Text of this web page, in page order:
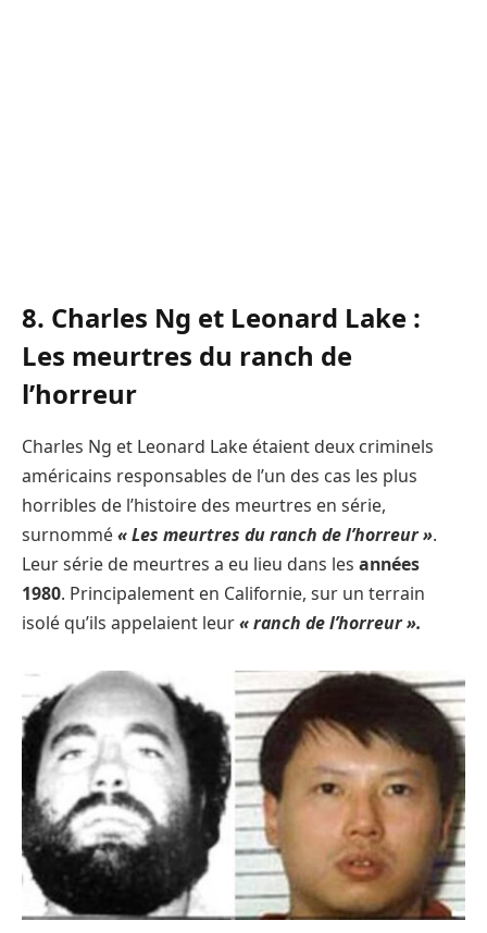
8. Charles Ng et Leonard Lake :
Les meurtres du ranch de
l’horreur
Charles Ng et Leonard Lake étaient deux criminels
américains responsables de l’un des cas les plus
horribles de l’histoire des meurtres en série,
surnommé« Les meurtres du ranch de l’horreur ».
Leur série de meurtres a eu lieu dans les années
1980. Principalement en Californie, sur un terrain
isolé qu’ils appelaient leur« ranch de l’horreur ».